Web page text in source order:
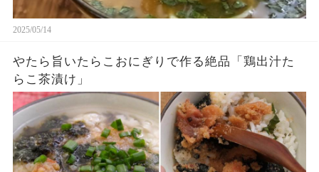
2025/05/14
やたら旨いたらこおにぎりで作る絶品「鶏出汁た
らこ茶漬け」